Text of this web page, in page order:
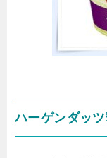
ハーゲンダッ